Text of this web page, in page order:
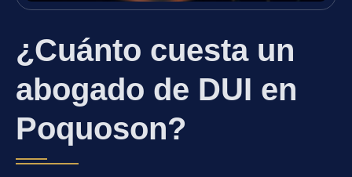
¿Cuánto cuesta un
abogado de DUI en
Poquoson?